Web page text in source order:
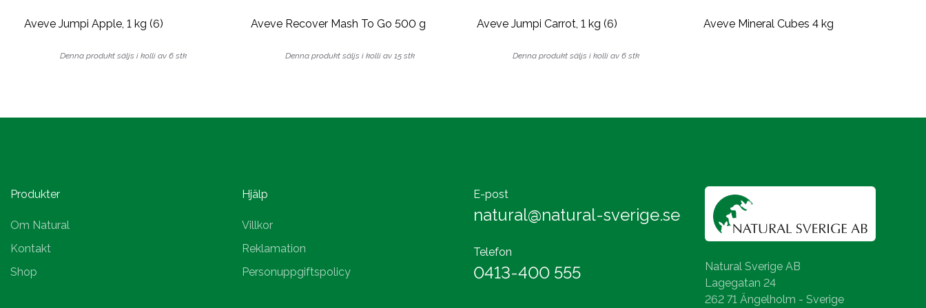
Aveve Jumpi Apple, 1 kg (6)
Denna produkt säljs i kolli av 6 stk
Aveve Recover Mash To Go 500 g
Denna produkt säljs i kolli av 15 stk
Aveve Jumpi Carrot, 1 kg (6)
Denna produkt säljs i kolli av 6 stk
Aveve Mineral Cubes 4 kg
Produkter
Om Natural
Kontakt
Shop
Hjälp
Villkor
Reklamation
Personuppgiftspolicy
E-post
natural@natural-sverige.se
Telefon
0413-400 555
Natural Sverige AB
Lagegatan 24
262 71 Ängelholm - Sverige